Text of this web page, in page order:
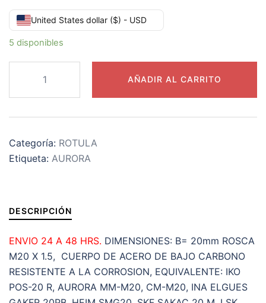
United States dollar ($) - USD
5 disponibles
ROTULA
AURORA
MACHO
B=20mm
X
1.5
DERECHA
cantidad
AÑADIR AL CARRITO
Categoría: ROTULA
Etiqueta: AURORA
DESCRIPCIÓN
ENVIO 24 A 48 HRS. DIMENSIONES: B= 20mm ROSCA
M20 X 1.5, CUERPO DE ACERO DE BAJO CARBONO
RESISTENTE A LA CORROSION, EQUIVALENTE: IKO
POS-20 R, AURORA MM-M20, CM-M20, INA ELGUES